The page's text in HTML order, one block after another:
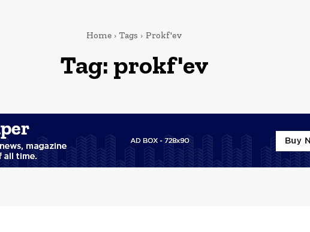
Home Tags Prokf'ev
Tag: prokf'ev